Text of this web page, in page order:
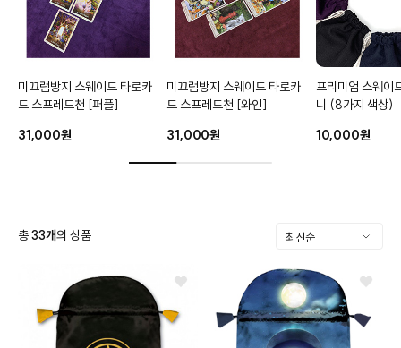
미끄럼방지 스웨이드 타로카
드 스프레드천 [퍼플]
31,000원
미끄럼방지 스웨이드 타로카
드 스프레드천 [와인]
31,000원
프리미엄 스웨이
니 (8가지 색상)
10,000원
총33개의 상품